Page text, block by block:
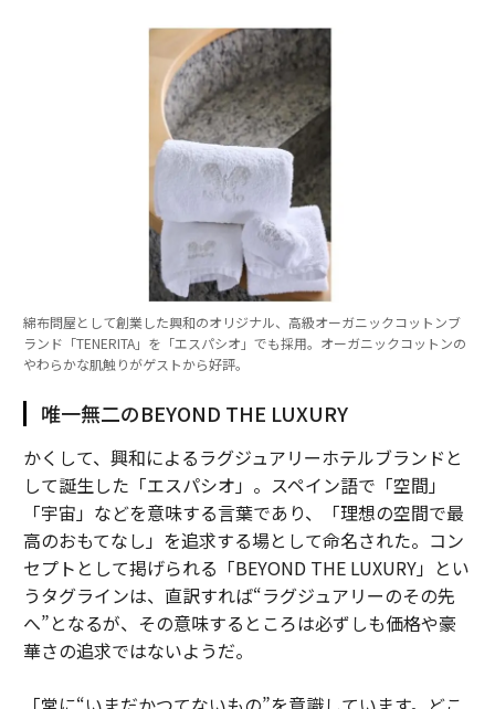
綿布問屋として創業した興和のオリジナル、高級オーガニックコットンブ
ランド「TENERITA」を「エスパシオ」でも採用。オーガニックコットンの
やわらかな肌触りがゲストから好評。
唯一無二のBEYOND THE LUXURY
かくして、興和によるラグジュアリーホテルブランドと
して誕生した「エスパシオ」。スペイン語で「空間」
「宇宙」などを意味する言葉であり、「理想の空間で最
高のおもてなし」を追求する場として命名された。コン
セプトとして掲げられる「BEYOND THE LUXURY」とい
うタグラインは、直訳すれば“ラグジュアリーのその先
へ”となるが、その意味するところは必ずしも価格や豪
華さの追求ではないようだ。